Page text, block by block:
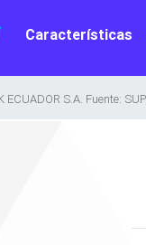
Características
ECUADOR S.A. Fuente: